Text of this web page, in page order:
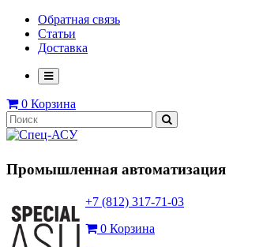
Обратная связь
Статьи
Доставка
0 Корзина
Промышленная автоматизация
+7 (812) 317-71-03
0 Корзина